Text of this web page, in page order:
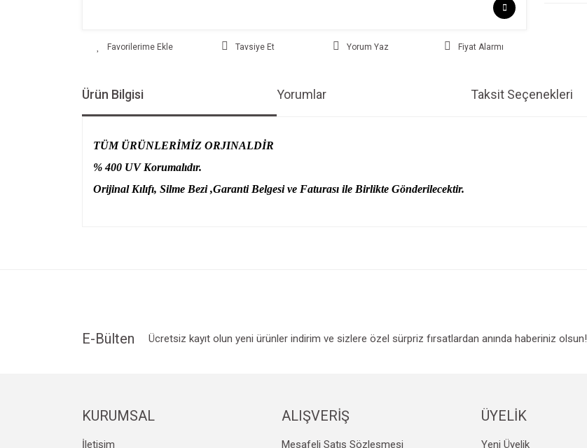
Tavsiye Et Yorum Yaz Fiyat Alarmı
Ürün Bilgisi Yorumlar Taksit Seçenekleri
TÜM ÜRÜNLERİMİZ ORJINALDİR
% 400 UV Korumalıdır.
Orijinal Kılıfı, Silme Bezi ,Garanti Belgesi ve Faturası ile Birlikte Gönderilecektir.
Bu ürüne benzer farklı alternatifler olmalı.
E-Bülten Ücretsiz kayıt olun yeni ürünler indirim ve sizlere özel sürpriz fırsatlardan anında haberiniz olsun!
KURUMSAL
İletişim
ALIŞVERİŞ
Mesafeli Satış Sözleşmesi
ÜYELİK
Yeni Üyelik